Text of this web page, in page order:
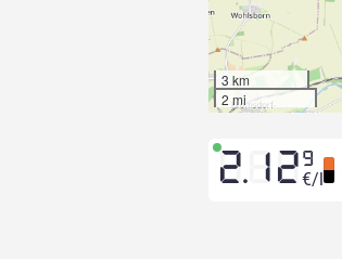
3 km
2 mi
2.12 9
€/l